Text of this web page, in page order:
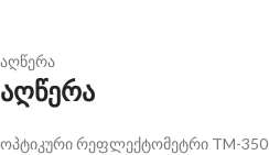
აღწერა
აღწერა
ოპტიკური რეფლექტომეტრი TM-350